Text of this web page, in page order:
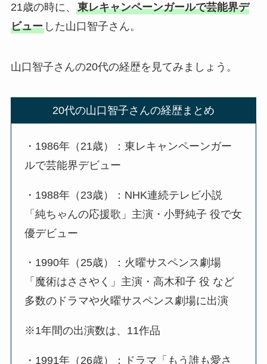
21歳の時に、 東レキャンペーンガールで芸能界デ
ビューした山口智子さん。
山口智子さんの20代の経歴を見てみましょう。
20代の山口智子さんの経歴まとめ
・1986年（21歳）：東レキャンペーンガー
ルで芸能界デビュー
・1988年（23歳）：NHK連続テレビ小説
「純ちゃんの応援歌」主演・小野純子 役で女
優デビュー
・1990年（25歳）：火曜サスペンス劇場
「魔術はささやく」主演・高木和子 役 など
多数のドラマや火曜サスペンス劇場に出演
※1年間の出演数は、11作品
・1991年（26歳）：ドラマ「もう誰も愛さ